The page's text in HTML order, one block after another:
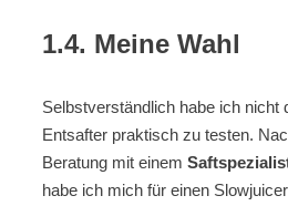
1.4. Meine Wahl
Selbstverständlich habe ich nicht
Entsafter praktisch zu testen.
Beratung mit einem
habe ich mich für einen